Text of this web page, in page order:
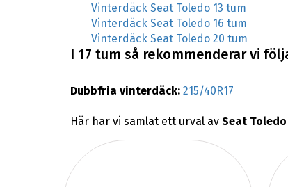
Vinterdäck Seat Toledo 13 tum
Vinterdäck Seat Toledo 16 tum
Vinterdäck Seat Toledo 20 tum
I 17 tum så rekommenderar vi
Dubbfria vinterdäck: 215/40R17
Här har vi samlat ett urval av Seat